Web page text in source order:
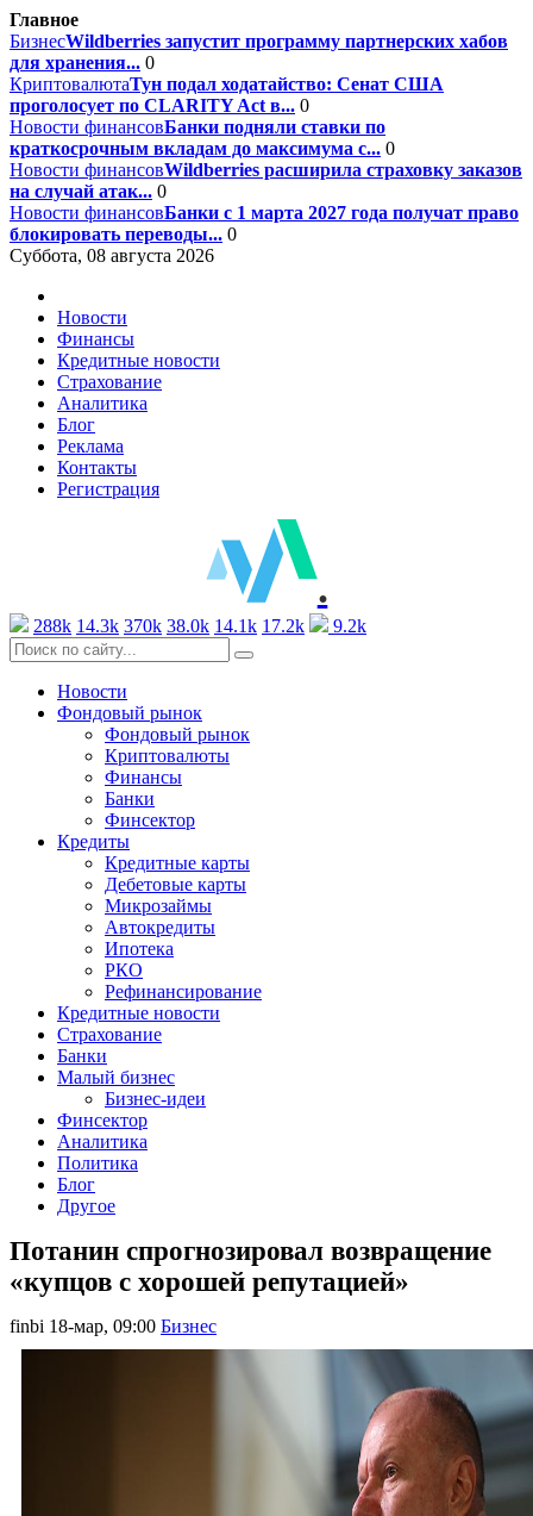
Главное
БизнесWildberries запустит программу партнерских хабов
для хранения... 0
КриптовалютаТун подал ходатайство: Сенат США
проголосует по CLARITY Act в... 0
Новости финансовБанки подняли ставки по
краткосрочным вкладам до максимума с... 0
Новости финансовWildberries расширила страховку заказов
на случай атак... 0
Новости финансовБанки с 1 марта 2027 года получат право
блокировать переводы... 0
Суббота, 08 августа 2026
Новости
Финансы
Кредитные новости
Страхование
Аналитика
Блог
Реклама
Контакты
Регистрация
.
288k 14.3k 370k 38.0k 14.1k 17.2k 9.2k
Новости
Фондовый рынок
Фондовый рынок
Криптовалюты
Финансы
Банки
Финсектор
Кредиты
Кредитные карты
Дебетовые карты
Микрозаймы
Автокредиты
Ипотека
РКО
Рефинансирование
Кредитные новости
Страхование
Банки
Малый бизнес
Бизнес-идеи
Финсектор
Аналитика
Политика
Блог
Другое
Потанин спрогнозировал возвращение
«купцов с хорошей репутацией»
finbi 18-мар, 09:00 Бизнес